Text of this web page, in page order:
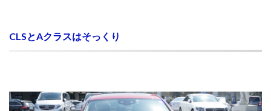
CLSとAクラスはそっくり